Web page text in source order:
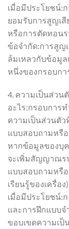
เมื่อมีประโยชน์:
ยอมรับการสูญเสี
หรือการตัดทอน
ข้อจำกัด:การสูญ
ล้มเหลวกับข้อมู
หนึ่งของกรอบกา
4. ความเป็นส่วน
อะไร:กรอบการ
ความเป็นส่วนตัว
แบบสอบถามหรือ
หากข้อมูลของบุ
จะเพิ่มสัญญาณร
แบบสอบถามหรือ
เรียนรู้ของเครื่อง)
เมื่อมีประโยชน์:
และการฝึกแบบจ
ขอบเขตความเป็